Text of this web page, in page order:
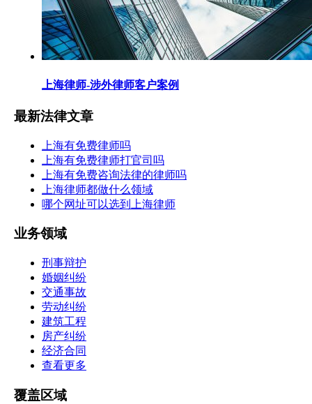
上海律师-涉外律师客户案例
最新法律文章
上海有免费律师吗
上海有免费律师打官司吗
上海有免费咨询法律的律师吗
上海律师都做什么领域
哪个网址可以选到上海律师
业务领域
刑事辩护
婚姻纠纷
交通事故
劳动纠纷
建筑工程
房产纠纷
经济合同
查看更多
覆盖区域